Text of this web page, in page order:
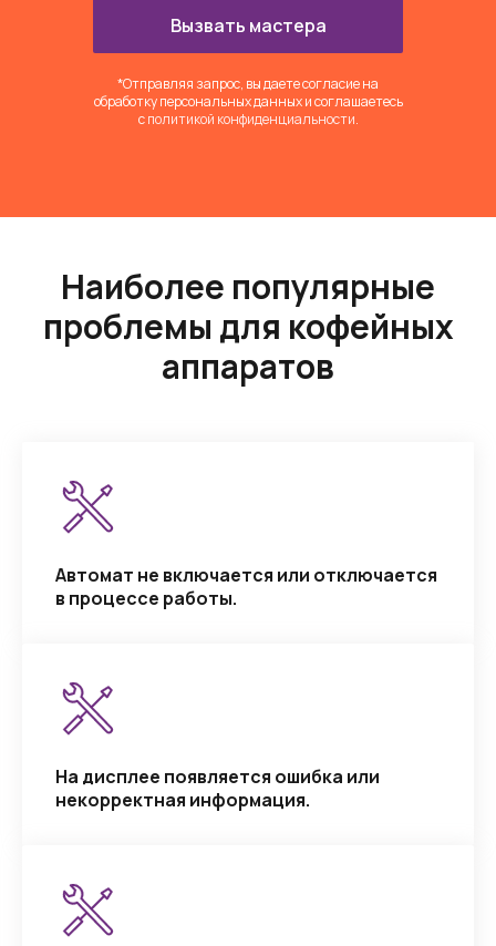
*Отправляя запрос, вы даете согласие на
обработку персональных данных и соглашаетесь
cполитикой конфиденциальности.
Вызвать мастера
Наиболее популярные
проблемы для кофейных
аппаратов
Автомат не включается или отключается
в процессе работы.
На дисплее появляется ошибка или
некорректная информация.